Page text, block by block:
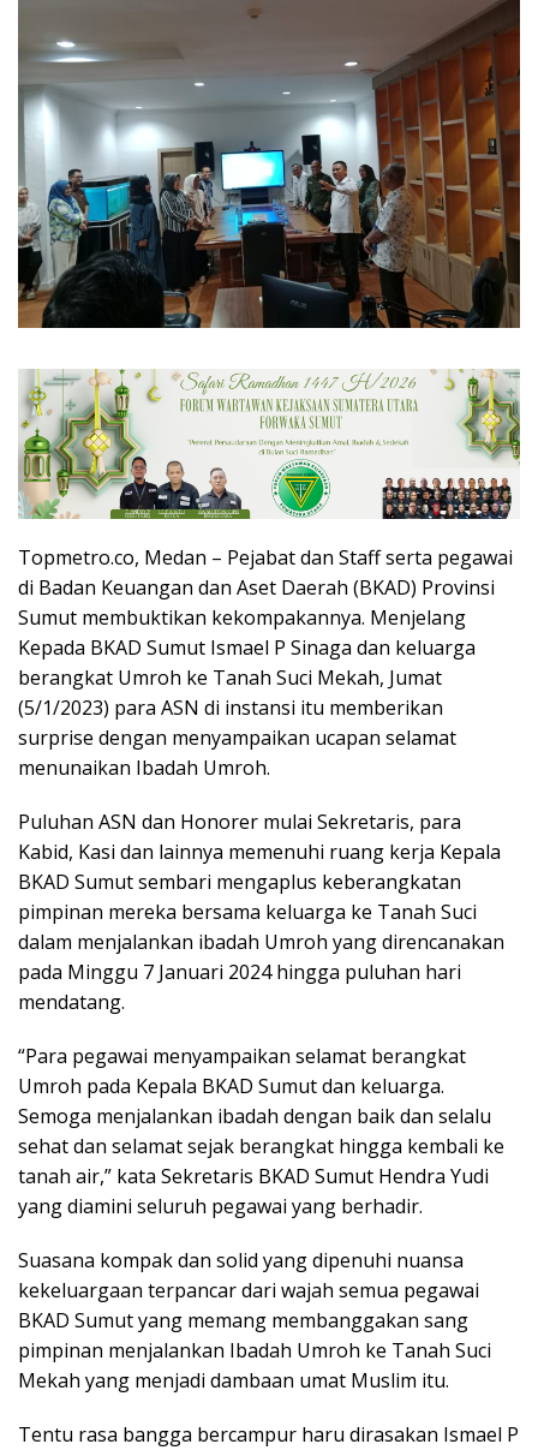
Topmetro.co, Medan – Pejabat dan Staff serta pegawai
di Badan Keuangan dan Aset Daerah (BKAD) Provinsi
Sumut membuktikan kekompakannya. Menjelang
Kepada BKAD Sumut Ismael P Sinaga dan keluarga
berangkat Umroh ke Tanah Suci Mekah, Jumat
(5/1/2023) para ASN di instansi itu memberikan
surprise dengan menyampaikan ucapan selamat
menunaikan Ibadah Umroh.
Puluhan ASN dan Honorer mulai Sekretaris, para
Kabid, Kasi dan lainnya memenuhi ruang kerja Kepala
BKAD Sumut sembari mengaplus keberangkatan
pimpinan mereka bersama keluarga ke Tanah Suci
dalam menjalankan ibadah Umroh yang direncanakan
pada Minggu 7 Januari 2024 hingga puluhan hari
mendatang.
“Para pegawai menyampaikan selamat berangkat
Umroh pada Kepala BKAD Sumut dan keluarga.
Semoga menjalankan ibadah dengan baik dan selalu
sehat dan selamat sejak berangkat hingga kembali ke
tanah air,” kata Sekretaris BKAD Sumut Hendra Yudi
yang diamini seluruh pegawai yang berhadir.
Suasana kompak dan solid yang dipenuhi nuansa
kekeluargaan terpancar dari wajah semua pegawai
BKAD Sumut yang memang membanggakan sang
pimpinan menjalankan Ibadah Umroh ke Tanah Suci
Mekah yang menjadi dambaan umat Muslim itu.
Tentu rasa bangga bercampur haru dirasakan Ismael P